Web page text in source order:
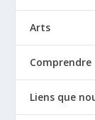
Arts
Comprendre
Liens que